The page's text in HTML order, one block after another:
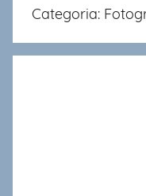
Categoria: